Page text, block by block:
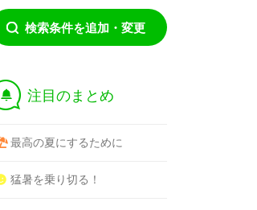
検索条件を追加・変更
† 注目のまとめ
最高の夏にするために
猛暑を乗り切る！